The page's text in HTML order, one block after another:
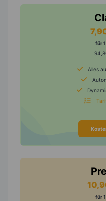
für
Alles
für